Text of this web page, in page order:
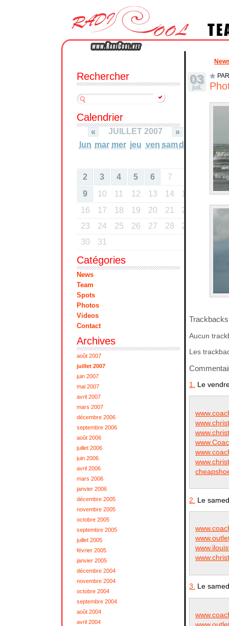
03
juil.
Trackbacks
Aucun
Les
1. Le
2. Le
3. Le
Rechercher
Calendrier
« JUILLET 2007
»
lun mar mer jeu ven samdim
2
3 4 5 6 7
9
10 11 12 13 14
15
16
17 18 19 20 21
22
23
24 25 26 27 28
29
30
31
Catégories
News
Team
Spots
Photos
Videos
Contact
Archives
août 2007
juillet 2007
juin 2007
mai 2007
avril 2007
mars 2007
décembre 2006
septembre 2006
août 2006
juillet 2006
juin 2006
avril 2006
mars 2006
janvier 2006
décembre 2005
novembre 2005
octobre 2005
septembre 2005
juillet 2005
février 2005
janvier 2005
décembre 2004
novembre 2004
octobre 2004
septembre 2004
août 2004
avril 2004